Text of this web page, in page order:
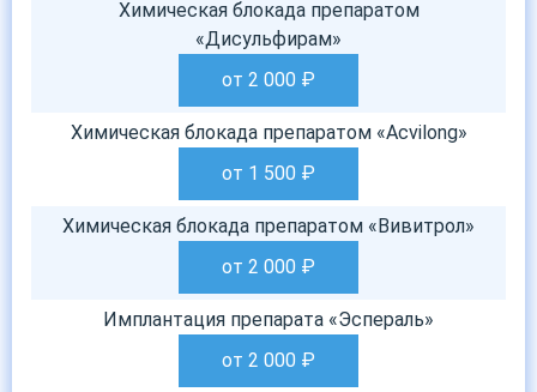
Химическая блокада препаратом
«Дисульфирам»
от 2 000 ₽
Химическая блокада препаратом «Acvilong»
от 1 500 ₽
Химическая блокада препаратом «Вивитрол»
от 2 000 ₽
Имплантация препарата «Эспераль»
от 2 000 ₽